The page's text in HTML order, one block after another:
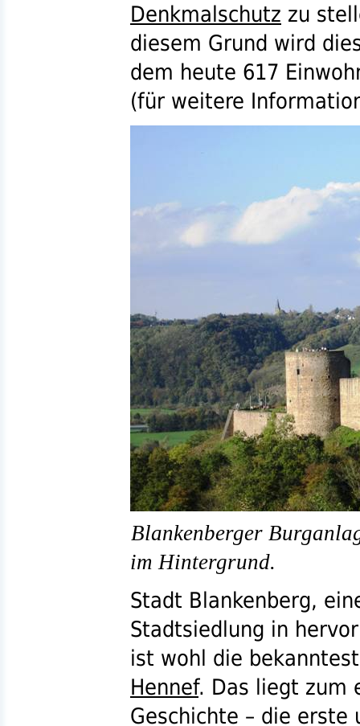
Denkmalschutz zu
diesem Grund wird
dem heute 617
(für weitere
Blankenberger
im Hintergrund.
Stadt Blankenberg,
Stadtsiedlung in
ist wohl die
Hennef. Das liegt zum
Geschichte – die erste